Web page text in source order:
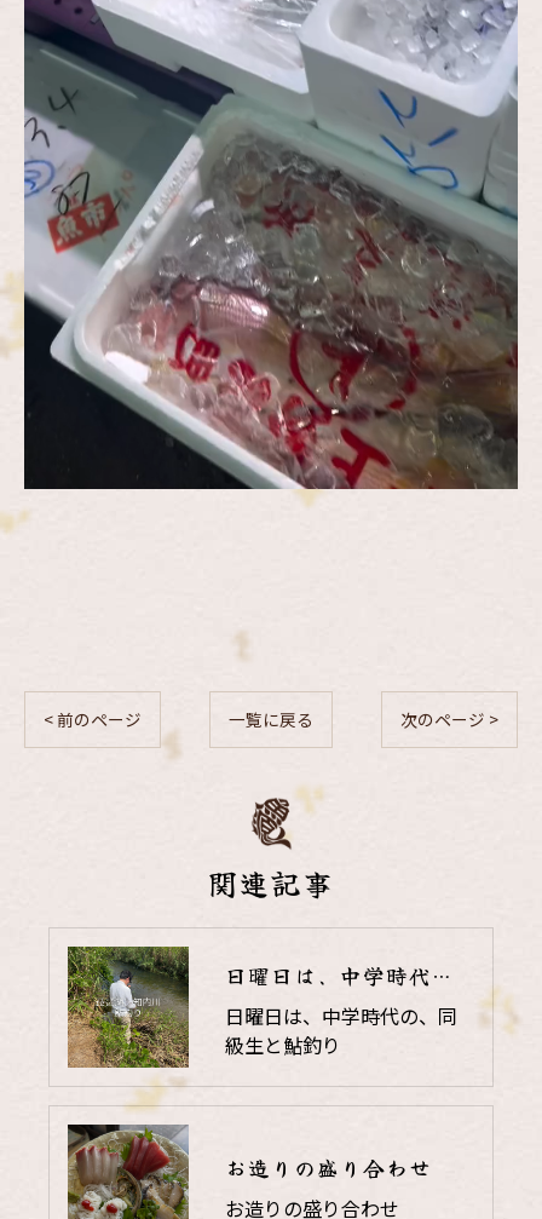
< 前のページ 一覧に戻る 次のページ >
関連記事
日曜日は、中学時代の、同級生と鮎釣り
日曜日は、中学時代の、同
級生と鮎釣り
お造りの盛り合わせ
お造りの盛り合わせ